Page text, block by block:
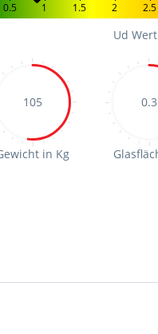
0.5 1 1.5 2 2.5
Ud
105
in Kg
0.3